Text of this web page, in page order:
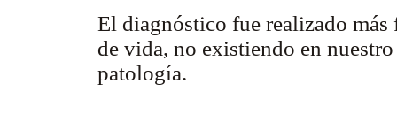
El diagnóstico fue realizado más
de vida, no existiendo en
patología.